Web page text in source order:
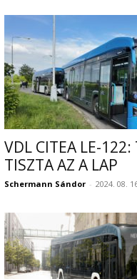
VDL CITEA LE-122:
TISZTA AZ A LAP
Schermann Sándor - 2024. 08.